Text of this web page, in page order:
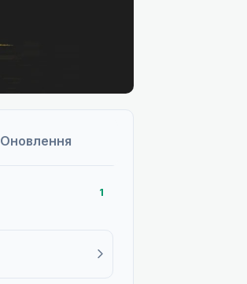
Оновлення
1